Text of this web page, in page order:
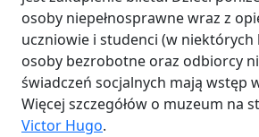
osoby niepełnosprawne wraz z
uczniowie i studenci (w niektórych
osoby bezrobotne oraz odbiorcy
świadczeń socjalnych mają wstęp
Więcej szczegółów o muzeum na
Victor Hugo.